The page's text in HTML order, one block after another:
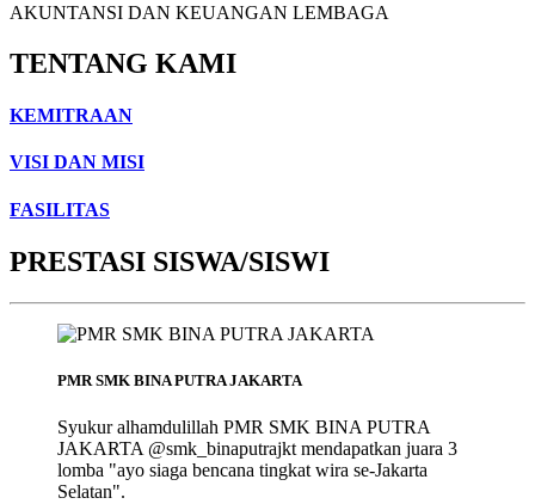
AKUNTANSI DAN KEUANGAN LEMBAGA
TENTANG KAMI
KEMITRAAN
VISI DAN MISI
FASILITAS
PRESTASI SISWA/SISWI
PMR SMK BINA PUTRA JAKARTA
Syukur alhamdulillah PMR SMK BINA PUTRA
JAKARTA @smk_binaputrajkt mendapatkan juara 3
lomba "ayo siaga bencana tingkat wira se-Jakarta
Selatan".